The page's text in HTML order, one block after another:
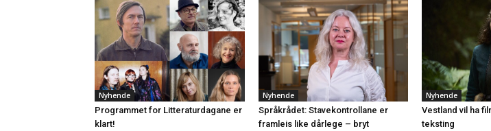
Nyhende
Programmet for Litteraturdagane er
klart!
Nyhende
Språkrådet: Stavekontrollane er
framleis like dårlege – bryt
Nyhende
Vestland vil ha
teksting